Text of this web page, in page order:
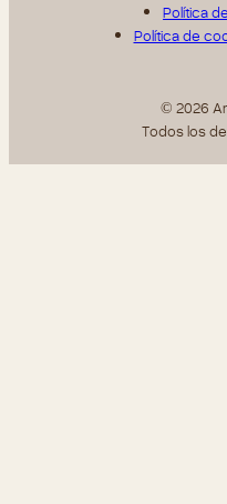
Política
Política de
© 2026
Todos los